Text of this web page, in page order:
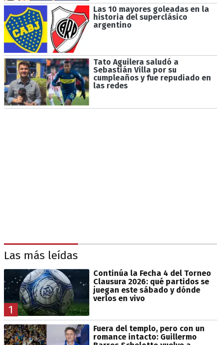
Las 10 mayores goleadas en la
historia del superclásico
argentino
Tato Aguilera saludó a
Sebastián Villa por su
cumpleaños y fue repudiado en
las redes
Las más leídas
1
Continúa la Fecha 4 del Torneo
Clausura 2026: qué partidos se
juegan este sábado y dónde
verlos en vivo
Fuera del templo, pero con un
romance intacto: Guillermo